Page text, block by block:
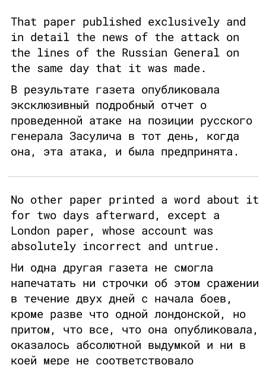
That paper published exclusively and
in detail the news of the attack on
the lines of the Russian General on
the same day that it was made.
В результате газета опубликовала
эксклюзивный подробный отчет о
проведенной атаке на позиции русского
генерала Засулича в тот день, когда
она, эта атака, и была предпринята.
No other paper printed a word about it
for two days afterward, except a
London paper, whose account was
absolutely incorrect and untrue.
Ни одна другая газета не смогла
напечатать ни строчки об этом сражении
в течение двух дней с начала боев,
кроме разве что одной лондонской, но
притом, что все, что она опубликовала,
оказалось абсолютной выдумкой и ни в
коей мере не соответствовало